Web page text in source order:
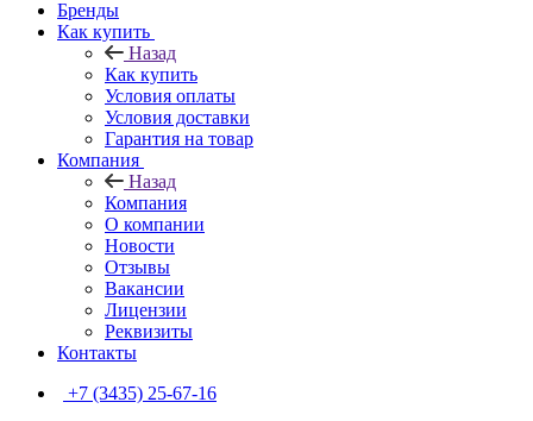
Бренды
Как купить
Назад
Как купить
Условия оплаты
Условия доставки
Гарантия на товар
Компания
Назад
Компания
О компании
Новости
Отзывы
Вакансии
Лицензии
Реквизиты
Контакты
+7 (3435) 25-67-16